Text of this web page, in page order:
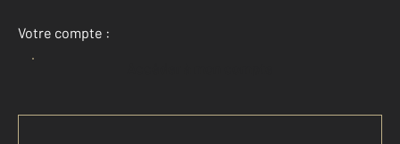
Votre compte :